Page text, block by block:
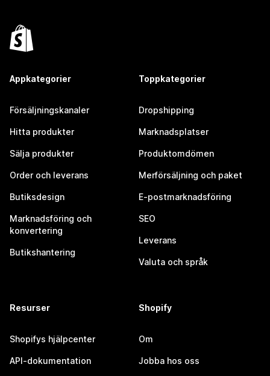
Appkategorier
Försäljningskanaler
Hitta produkter
Sälja produkter
Order och leverans
Butiksdesign
Marknadsföring och
konvertering
Butikshantering
Toppkategorier
Dropshipping
Marknadsplatser
Produktomdömen
Merförsäljning och paket
E-postmarknadsföring
SEO
Leverans
Valuta och språk
Resurser
Shopifys hjälpcenter
API-dokumentation
Shopify
Om
Jobba hos oss